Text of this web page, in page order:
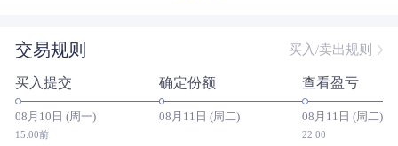
近三年 253/825
近五年 -5.26% 4.61% 323/606
今年以来 776/1050
交易规则 买入/卖出规则
买入提交
08月10日 (周一)
15:00前
确定份额
08月11日 (周二)
查看盈亏
08月11日 (周二)
22:00